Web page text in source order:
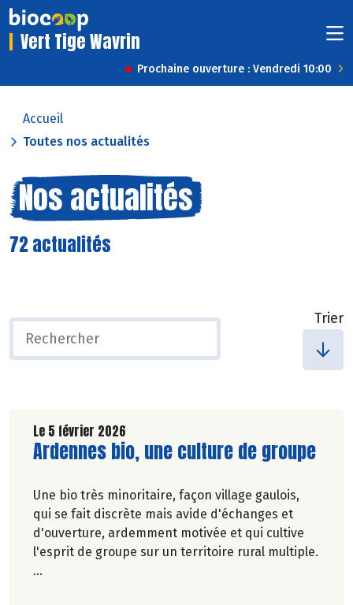
Vert Tige Wavrin
Prochaine ouverture : Vendredi 10:00
Accueil
Toutes nos actualités
Nos actualités
72 actualités
Trier
Le 5 février 2026
Lire la suite de l'article
Ardennes bio, une culture de groupe
Une bio très minoritaire, façon village gaulois,
qui se fait discrète mais avide d'échanges et
d'ouverture, ardemment motivée et qui cultive
l'esprit de groupe sur un territoire rural multiple.